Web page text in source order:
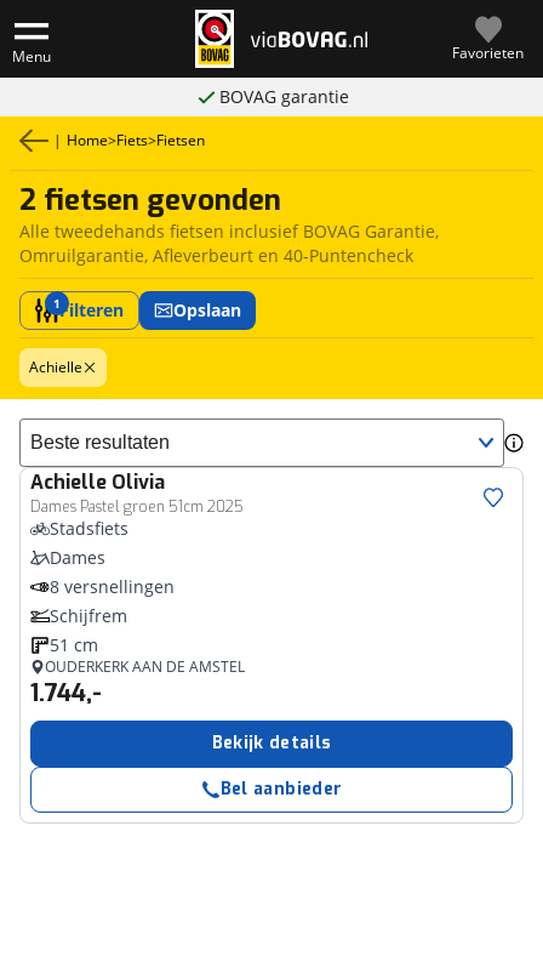
Menu Favorieten
BOVAG garantie
| Home>Fiets>Fietsen
2 fietsen gevonden
Alle tweedehands fietsen inclusief BOVAG Garantie,
Omruilgarantie, Afleverbeurt en 40-Puntencheck
1Filteren Opslaan
Achielle
Sorteer resultaten
Achielle Olivia
Dames Pastel groen 51cm 2025
Stadsfiets
Dames
8 versnellingen
Schijfrem
51 cm
OUDERKERK AAN DE AMSTEL
1.744,-
Bekijk details
Bel aanbieder